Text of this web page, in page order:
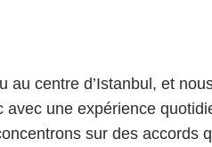
au centre d’Istanbul, et
avec une expérience
sur des accords